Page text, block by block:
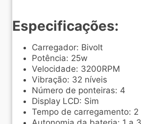
Especificações:
Carregador: Bivolt
Potência: 25w
Velocidade: 3200RPM
Vibração: 32 níveis
Número de ponteiras: 4
Display LCD: Sim
Tempo de carregamento: 2